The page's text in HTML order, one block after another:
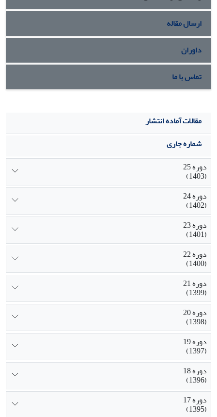
ارسال مقاله
داوران
تماس با ما
مقالات آماده انتشار
شماره جاری
دوره 25
(1403)
دوره 24
(1402)
دوره 23
(1401)
دوره 22
(1400)
دوره 21
(1399)
دوره 20
(1398)
دوره 19
(1397)
دوره 18
(1396)
دوره 17
(1395)